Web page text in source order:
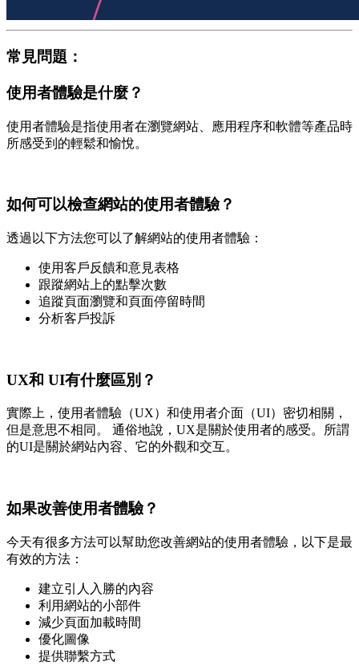
常見問題：
使用者體驗是什麼？
使用者體驗是指使用者在瀏覽網站、應用程序和軟體等產品時
所感受到的輕鬆和愉悅。
如何可以檢查網站的使用者體驗？
透過以下方法您可以了解網站的使用者體驗：
使用客戶反饋和意見表格
跟蹤網站上的點擊次數
追蹤頁面瀏覽和頁面停留時間
分析客戶投訴
UX和 UI有什麼區別？
實際上，使用者體驗（UX）和使用者介面（UI）密切相關，
但是意思不相同。 通俗地說，UX是關於使用者的感受。所謂
的UI是關於網站內容、它的外觀和交互。
如果改善使用者體驗？
今天有很多方法可以幫助您改善網站的使用者體驗，以下是最
有效的方法：
建立引人入勝的內容
利用網站的小部件
減少頁面加載時間
優化圖像
提供聯繫方式